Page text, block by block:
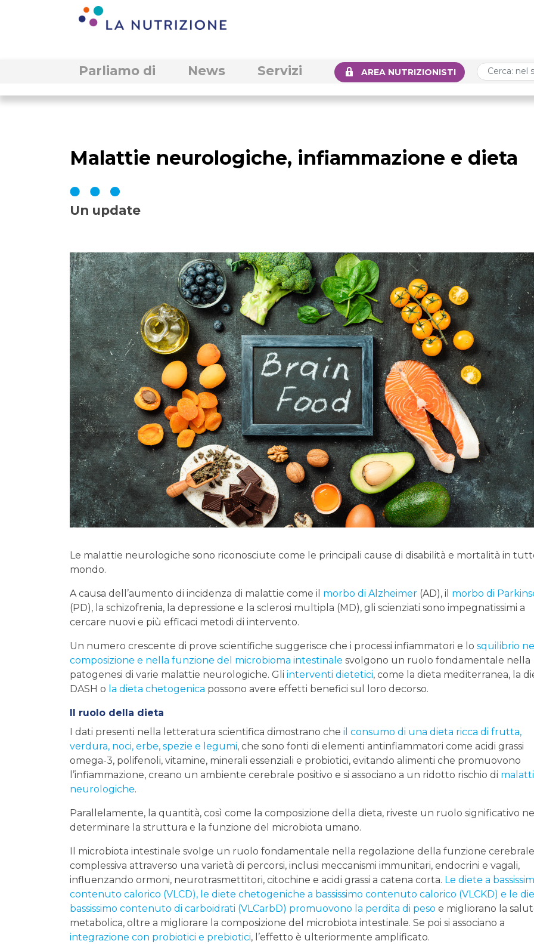
Parliamo di News Servizi AREA NUTRIZIONISTI
Malattie neurologiche, infiammazione e dieta
Un update
Le malattie neurologiche sono riconosciute come le principali cause di disabilità e mortalità in
mondo.
A causa dell’aumento di incidenza di malattie come il morbo di Alzheimer (AD), il morbo di
(PD), la schizofrenia, la depressione e la sclerosi multipla (MD), gli scienziati sono impegnatissimi a
cercare nuovi e più efficaci metodi di intervento.
Un numero crescente di prove scientifiche suggerisce che i processi infiammatori e lo squilibrio
composizione e nella funzione del microbioma intestinale svolgono un ruolo fondamentale nella
patogenesi di varie malattie neurologiche. Gli interventi dietetici, come la dieta mediterranea, la
DASH o la dieta chetogenica possono avere effetti benefici sul loro decorso.
Il ruolo della dieta
I dati presenti nella letteratura scientifica dimostrano che il consumo di una dieta ricca di frutta,
verdura, noci, erbe, spezie e legumi, che sono fonti di elementi antinfiammatori come acidi grassi
omega-3, polifenoli, vitamine, minerali essenziali e probiotici, evitando alimenti che promuovono
l’infiammazione, creano un ambiente cerebrale positivo e si associano a un ridotto rischio di
neurologiche.
Parallelamente, la quantità, così come la composizione della dieta, riveste un ruolo significativo
determinare la struttura e la funzione del microbiota umano.
Il microbiota intestinale svolge un ruolo fondamentale nella regolazione della funzione cerebrale
complessiva attraverso una varietà di percorsi, inclusi meccanismi immunitari, endocrini e vagali,
influenzando ormoni, neurotrasmettitori, citochine e acidi grassi a catena corta. Le diete a
contenuto calorico (VLCD), le diete chetogeniche a bassissimo contenuto calorico (VLCKD) e le
bassissimo contenuto di carboidrati (VLCarbD) promuovono la perdita di peso e migliorano la
metabolica, oltre a migliorare la composizione del microbiota intestinale. Se poi si associano a
integrazione con probiotici e prebiotici, l’effetto è ulteriormente amplificato.